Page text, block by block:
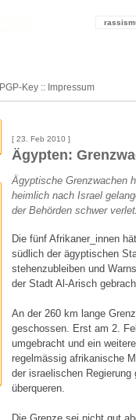
PGP-Key :: Impressum
[ 23. Feb 2010 ]
Ägypten:
Ägyptische Grenzwachen
heimlich nach Israel
der Behörden schwer
Die fünf Afrikaner_innen
südlich der ägyptischen
stehenzubleiben und
der Stadt Al-Arisch
An der 260 km lange
geschossen. Erst am 2.
umgebracht und ein
regelmässig afrikanische
der israelischen
überqueren.